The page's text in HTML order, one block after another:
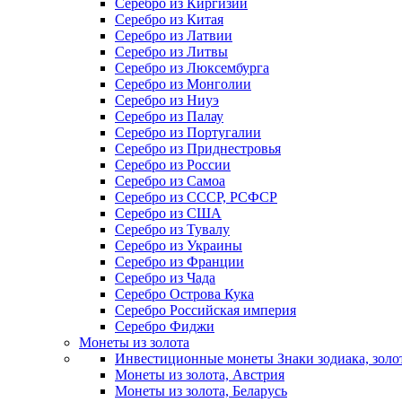
Серебро из Киргизии
Серебро из Китая
Серебро из Латвии
Серебро из Литвы
Серебро из Люксембурга
Серебро из Монголии
Серебро из Ниуэ
Серебро из Палау
Серебро из Португалии
Серебро из Приднестровья
Серебро из России
Серебро из Самоа
Серебро из СССР, РСФСР
Серебро из США
Серебро из Тувалу
Серебро из Украины
Серебро из Франции
Серебро из Чада
Серебро Острова Кука
Серебро Российская империя
Серебро Фиджи
Монеты из золота
Инвестиционные монеты Знаки зодиака,
Монеты из золота, Австрия
Монеты из золота, Беларусь